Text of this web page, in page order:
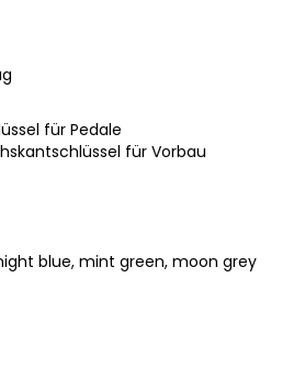
für Pedale
für Vorbau
blue, mint green, moon grey